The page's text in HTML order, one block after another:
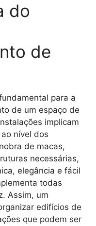
do
de
para a
de um espaço de
implicam
nível dos
de macas,
necessárias,
elegância e fácil
todas
Assim, um
edifícios de
que podem ser